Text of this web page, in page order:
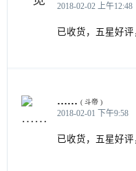
2018-02-02 上午12:48
已收货，五星好
…… ( 斗帝 )
2018-02-01 下午9:58
已收货，五星好